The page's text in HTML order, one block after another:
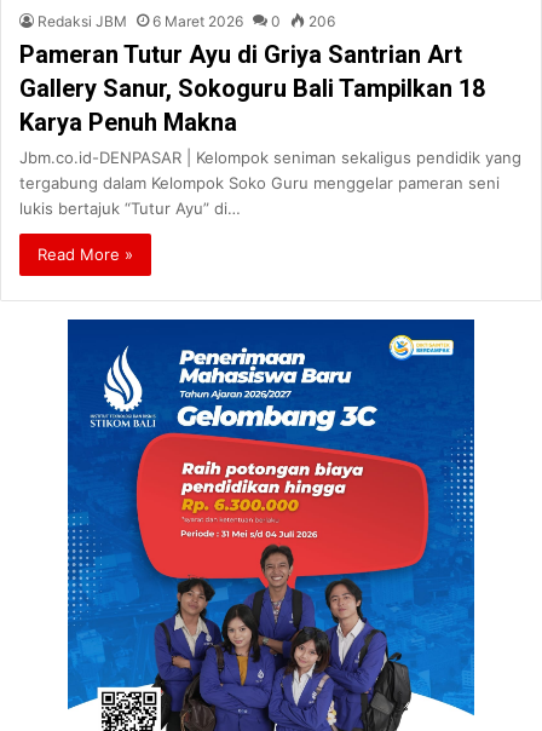
Redaksi JBM 6 Maret 2026 0 206
Pameran Tutur Ayu di Griya Santrian Art
Gallery Sanur, Sokoguru Bali Tampilkan 18
Karya Penuh Makna
Jbm.co.id-DENPASAR | Kelompok seniman sekaligus pendidik yang
tergabung dalam Kelompok Soko Guru menggelar pameran seni
lukis bertajuk “Tutur Ayu” di…
Read More »